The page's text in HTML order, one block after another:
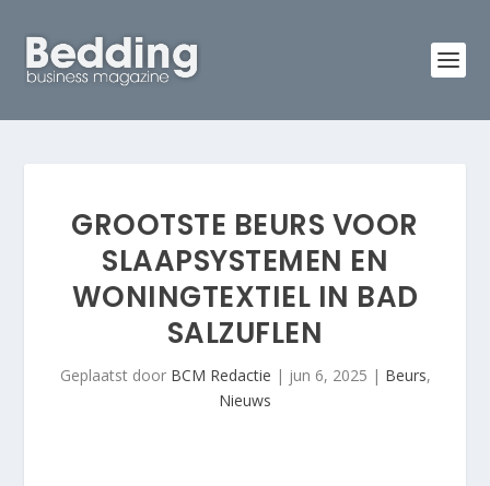
GROOTSTE BEURS VOOR
SLAAPSYSTEMEN EN
WONINGTEXTIEL IN BAD
SALZUFLEN
Geplaatst door BCM Redactie | jun 6, 2025 | Beurs,
Nieuws